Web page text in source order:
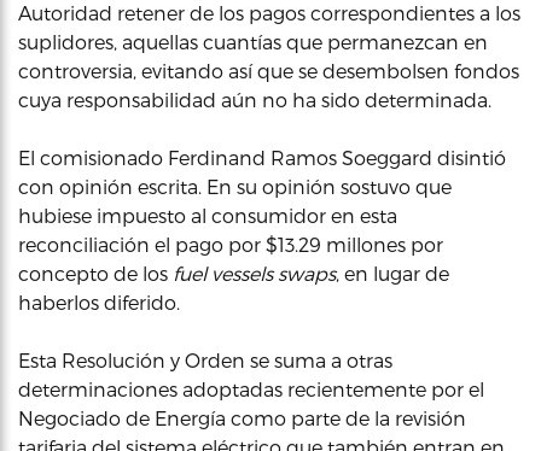
Autoridad retener de los pagos correspondientes a los
suplidores, aquellas cuantías que permanezcan en
controversia, evitando así que se desembolsen fondos
cuya responsabilidad aún no ha sido determinada.
El comisionado Ferdinand Ramos Soeggard disintió
con opinión escrita. En su opinión sostuvo que
hubiese impuesto al consumidor en esta
reconciliación el pago por $13.29 millones por
concepto de los fuel vessels swaps, en lugar de
haberlos diferido.
Esta Resolución y Orden se suma a otras
determinaciones adoptadas recientemente por el
Negociado de Energía como parte de la revisión